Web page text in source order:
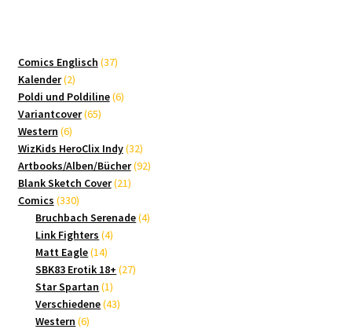
Comics Englisch 3737
Kalender 22
Produkte
Poldi und Poldiline 66
Variantcover 6565
Western 66
Produkte
WizKids HeroClix Indy 3232
Produkte
Artbooks/Alben/Bücher 9292
Blank Sketch Cover 2121
Comics 330330
Produkte
Bruchbach Serenade 44
Link Fighters 44
Matt Eagle 1414
Produkte
SBK83 Erotik 18+ 2727
Star Spartan 11
Produkt
Verschiedene 4343
Western 66